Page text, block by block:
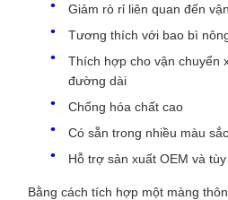
Giảm rò rỉ liên quan đến
Tương thích với bao bì
Thích hợp cho vận chuyển
đường dài
Chống hóa chất cao
Có sẵn trong nhiều màu
Hỗ trợ sản xuất OEM và
Bằng cách tích hợp một màng